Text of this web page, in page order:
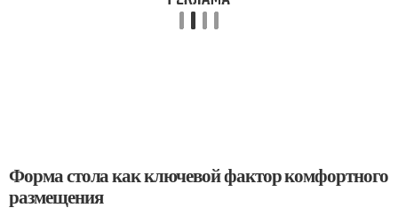
Форма стола как ключевой фактор комфортного
размещения